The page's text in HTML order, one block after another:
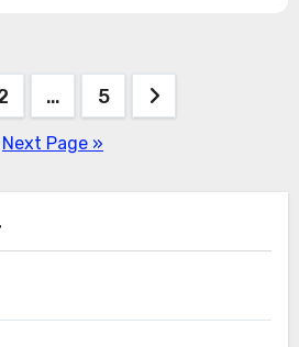
… 5
Next Page »